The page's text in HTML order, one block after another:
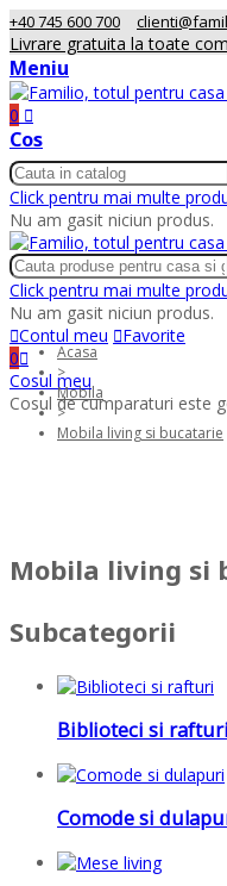
+40 745 600 700
Livrare gratuita la toate
Meniu
0
Cos
Click pentru mai multe
Nu am gasit niciun produs.
Click pentru mai multe
Nu am gasit niciun produs.
Contul meu
Favorite
0
Cosul meu
Cosul de cumparaturi este
Acasa
>
Mobila
>
Mobila living si bucatarie
Mobila living si
Subcategorii
Biblioteci si rafturi
Comode si